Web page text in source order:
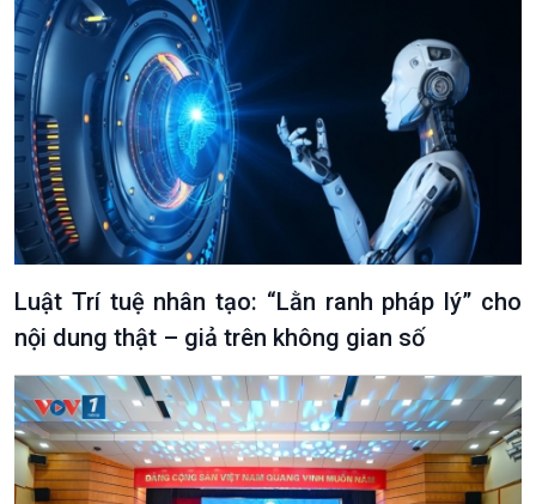
Văn hoá & Du lịch
Tin Văn hoá & Du lịch
Chát với người nổi tiếng
Câu chuyện Thể thao
Multimedia
Ảnh
Video
Infographic
E-Magazine
Luật Trí tuệ nhân tạo: “Lằn ranh pháp lý” cho
nội dung thật – giả trên không gian số